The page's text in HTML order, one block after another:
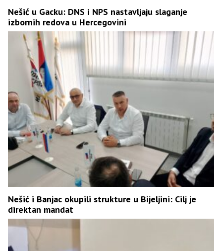
Nešić u Gacku: DNS i NPS nastavljaju slaganje
izbornih redova u Hercegovini
Nešić i Banjac okupili strukture u Bijeljini: Cilj je
direktan mandat